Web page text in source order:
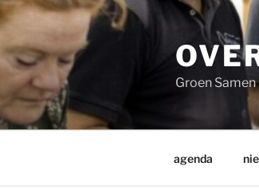
Ga
naar
de
inhoud
Groen
agenda